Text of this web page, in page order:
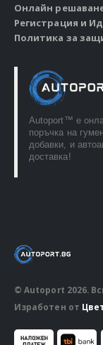
Онлайн
Регистрация и
Политика за
Autoport™ e
поръчка на
добавки, и
доставка!
© Autoport 2026.
Изработен от